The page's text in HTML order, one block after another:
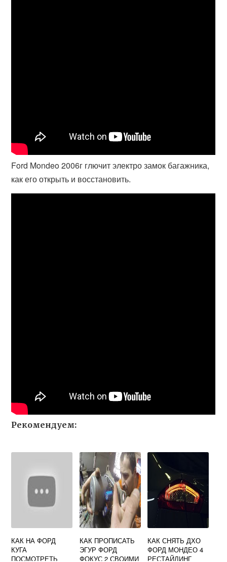
Ford Mondeo 2006г глючит электро замок багажника,
как его открыть и восстановить.
Рекомендуем:
КАК НА ФОРД
КУГА
ПОСМОТРЕТЬ
КАК ПРОПИСАТЬ
ЭГУР ФОРД
ФОКУС 2 СВОИМИ
КАК СНЯТЬ ДХО
ФОРД МОНДЕО 4
РЕСТАЙЛИНГ